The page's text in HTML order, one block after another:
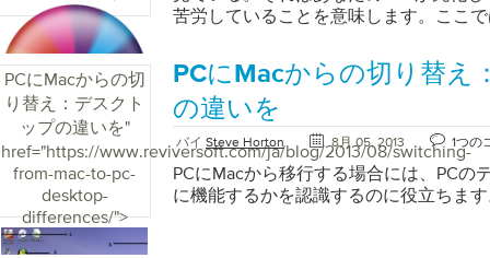
その後、 システムとセキュリティに移
コンピュータ上のすべてのハードウェ
に、 BATTERYと表示されているセク
クし、「 ドライバソフトウェアの更新
行うには、Windowsディスクが必要な
テリーを選択してドライバーを更新す
ティングシステム内をナビゲートして
デートする必要がない場合は、 Driver
供している場合は、それを試して、動
てください。製造元のウェブサイトか
ックし、[実行]をクリックして後続のプ
なたのビデオカードを誰が製造したの
をすばやく見つけるには、次の手順に
ロールパネルに移動します 「ディスプ
クします（これはすべてのオペレーテ
す） 製造元を探す（一般的な製造元に
含まれています） “Dispay Adapterの製
苦労していることを意味します。ここ
PCにMacからの切
り替え：デスクト
ップの違いを"
href="https://www.reviversoft.com/ja/blog/2013/08/switching-
from-mac-to-pc-
desktop-
differences/">
PCにMacからの切り替え
の違いを
バイ Steve Horton 8月 05, 2013 1つの
PCにMacから移行する場合には、PCの
に機能するかを認識するのに役立ちま